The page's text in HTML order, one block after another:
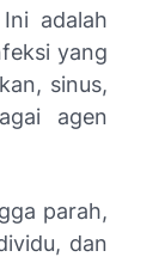
adalah
yang
sinus,
agen
parah,
dan